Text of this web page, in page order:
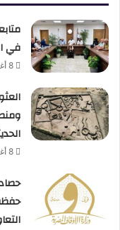
في
8 أغسطس، 2026
8 أغسطس، 2026